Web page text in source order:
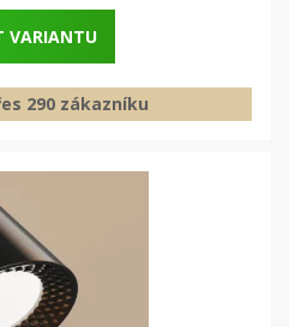
VARIANTU
290 zákazníku